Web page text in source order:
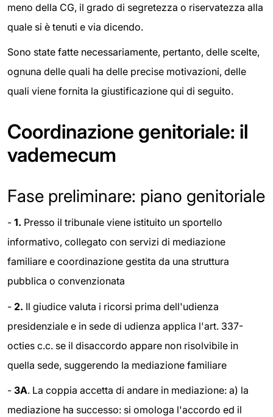
meno della CG, il grado di segretezza o riservatezza alla
quale si è tenuti e via dicendo.
Sono state fatte necessariamente, pertanto, delle scelte,
ognuna delle quali ha delle precise motivazioni, delle
quali viene fornita la giustificazione qui di seguito.
Coordinazione genitoriale: il
vademecum
Fase preliminare: piano genitoriale
- 1. Presso il tribunale viene istituito un sportello
informativo, collegato con servizi di mediazione
familiare e coordinazione gestita da una struttura
pubblica o convenzionata
- 2. Il giudice valuta i ricorsi prima dell'udienza
presidenziale e in sede di udienza applica l'art. 337-
octies c.c. se il disaccordo appare non risolvibile in
quella sede, suggerendo la mediazione familiare
- 3A. La coppia accetta di andare in mediazione: a) la
mediazione ha successo: si omologa l'accordo ed il